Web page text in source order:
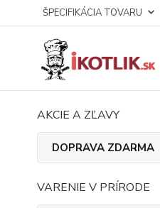
ŠPECIFIKÁCIA TOVARU
AKCIE A ZĽAVY
DOPRAVA ZDARMA
VARENIE V PRÍRODE